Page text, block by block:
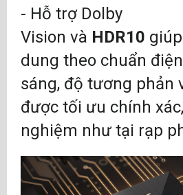
- Hỗ trợ Dolby
Vision và HDR10
dung theo chuẩn
sáng, độ tương phản
được tối ưu chính
nghiệm như tại rạp